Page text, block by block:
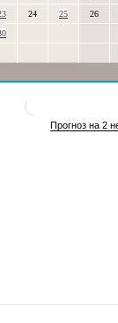
24 25 26